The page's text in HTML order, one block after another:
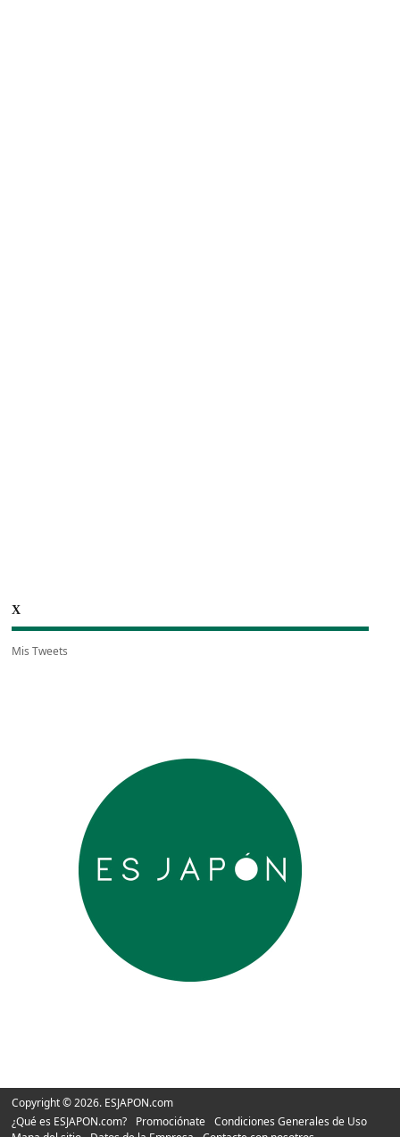
X
Mis Tweets
Copyright © 2026. ESJAPON.com
¿Qué es ESJAPON.com?
Promociónate
Condiciones Generales de Uso